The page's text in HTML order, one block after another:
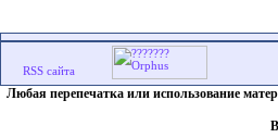
Любая перепечатка или использование